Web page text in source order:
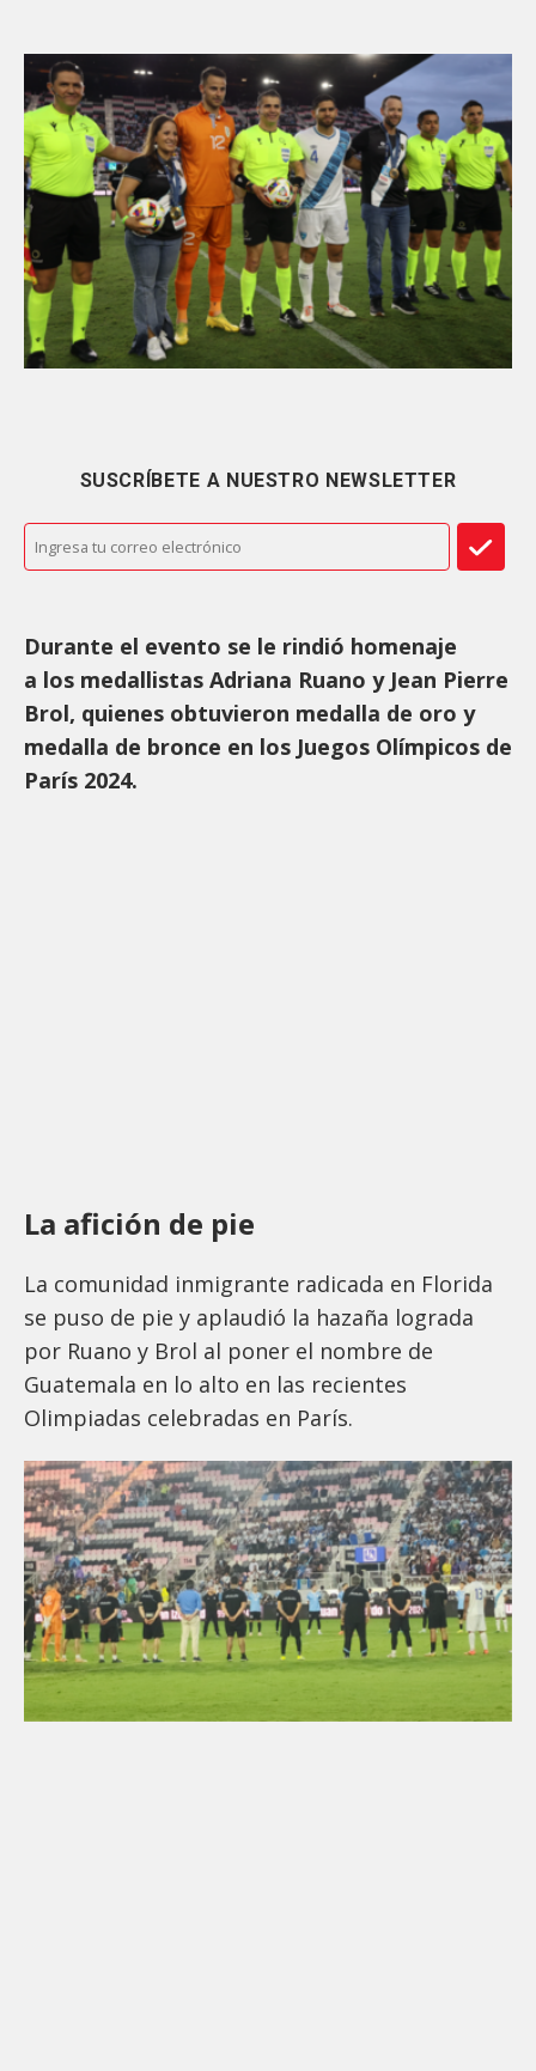
SUSCRÍBETE A NUESTRO NEWSLETTER
Durante el evento se le rindió homenaje
a los medallistas Adriana Ruano y Jean Pierre
Brol, quienes obtuvieron medalla de oro y
medalla de bronce en los Juegos Olímpicos de
París 2024.
La afición de pie
La comunidad inmigrante radicada en Florida
se puso de pie y aplaudió la hazaña lograda
por Ruano y Brol al poner el nombre de
Guatemala en lo alto en las recientes
Olimpiadas celebradas en París.